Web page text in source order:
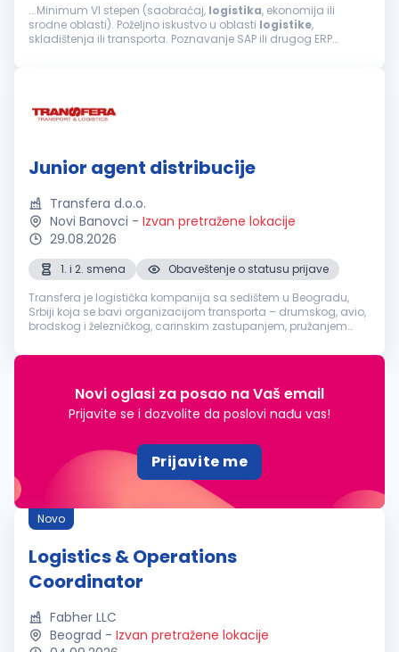
...Minimum VI stepen (saobraćaj, logistika, ekonomija ili
srodne oblasti). Poželjno iskustvo u oblasti logistike,
skladištenja ili transporta. Poznavanje SAP ili drugog ERP
Junior agent distribucije
Transfera d.o.o.
Novi Banovci - Izvan pretražene lokacije
29.08.2026
1. i 2. smena
Obaveštenje o statusu prijave
Transfera je logistička kompanija sa sedištem u Beogradu,
Srbiji koja se bavi organizacijom transporta – drumskog, avio,
brodskog i železničkog, carinskim zastupanjem, pružanjem
juniora k...
Novi oglasi za posao na Vaš email
Prijavite se i dozvolite da poslovi nađu vas!
Prijavite me
Novo
Logistics & Operations
Coordinator
Fabher LLC
Beograd - Izvan pretražene lokacije